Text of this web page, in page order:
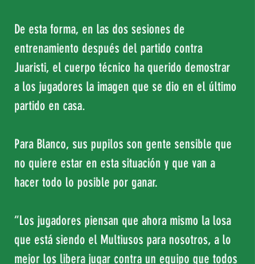
De esta forma, en las dos sesiones de
entrenamiento después del partido contra
Juaristi, el cuerpo técnico ha querido demostrar
a los jugadores la imagen que se dio en el último
partido en casa.
Para Blanco, sus pupilos son gente sensible que
no quiere estar en esta situación y que van a
hacer todo lo posible por ganar.
“Los jugadores piensan que ahora mismo la losa
que está siendo el Multiusos para nosotros, a lo
mejor los libera jugar contra un equipo que todos